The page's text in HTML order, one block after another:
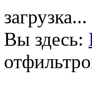
загрузка...
Вы здесь: